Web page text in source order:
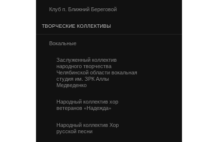
Клуб п. Ближний Береговой
ТВОРЧЕСКИЕ КОЛЛЕКТИВЫ
Вокальные
Заслуженный коллектив
народного творчества
Челябинской области вокальная
студия им. ЗРК Аллы
Медведенко
Народный коллектив хор
ветеранов «Надежда»
Народный коллектив Хор
русской песни